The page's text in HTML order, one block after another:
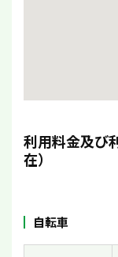
利用料金及び
在）
自転車